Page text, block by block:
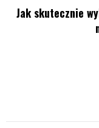
Jak skutecznie